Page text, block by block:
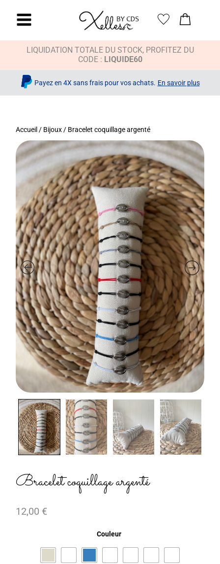
LIQUIDATION TOTALE DU STOCK, PROFITEZ DU
CODE : LIQUIDE60
Payez en 4X sans frais pour vos achats. En savoir plus
Accueil / Bijoux / Bracelet coquillage argenté
Bracelet coquillage argenté
12,00 €
Couleur